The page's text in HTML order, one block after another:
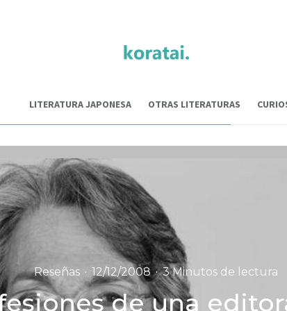
LITERATURA JAPONESA OTRAS LITERATURAS
Reseñas · 12/12/2008 · 3 Minutos de lectura
de una